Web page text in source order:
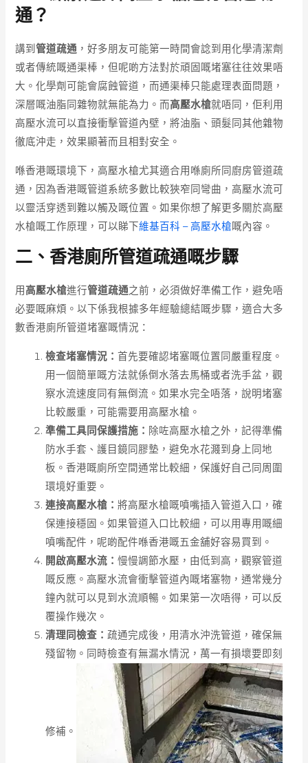
通？
講到管道疏通 ，好多朋友可能第一時間會諗到用化學清潔劑
或者傳統嘅通渠棒，但呢啲方法對於頑固嘅堵塞往往效果唔
大。化學劑可能會腐蝕管道，而通渠棒只能處理表面問題，
深層嘅油脂同雜物就無能為力。而高壓水槍就唔同，佢利用
高壓水流可以直接衝擊管道內壁，將油脂、頭髮同其他雜物
徹底沖走，效果顯著而且相對安全。
喺香港嘅環境下，高壓水槍尤其適合用喺廁所同廚房管道疏
通，因為香港嘅管道系統多數比較狹窄同彎曲，高壓水流可
以靈活穿透到難以觸及嘅位置。如果你想了解更多關於高壓
水槍嘅工作原理，可以睇下維基百科 – 高壓水槍嘅內容。
二、香港廁所管道疏通嘅步驟
用 高壓水槍進行管道疏通之前，必須做好準備工作，避免唔
必要嘅麻煩。以下係我根據多年經驗總結嘅步驟，適合大多
數香港廁所管道堵塞嘅情況：
檢查堵塞情況：首先要確認堵塞嘅位置同嚴重程度。
用一個簡單嘅方法就係倒水落去馬桶或者洗手盆，觀
察水流速度同有無倒流。如果水完全唔落，說明堵塞
比較嚴重，可能需要用高壓水槍。
準備工具同保護措施： 除咗高壓水槍之外，記得準備
防水手套、護目鏡同膠墊，避免水花濺到身上同地
板。香港嘅廁所空間通常比較細，保護好自己同周圍
環境好重要。
連接高壓水槍：將高壓水槍嘅噴嘴插入管道入口，確
保連接穩固。如果管道入口比較細，可以用專用嘅細
噴嘴配件，呢啲配件喺香港嘅五金舖好容易買到。
開啟高壓水流：慢慢調節水壓，由低到高，觀察管道
嘅反應。高壓水流會衝擊管道內嘅堵塞物，通常幾分
鐘內就可以見到水流順暢。如果第一次唔得，可以反
覆操作幾次。
清理同檢查：疏通完成後，用清水沖洗管道，確保無
殘留物。同時檢查有無漏水情況，萬一有損壞要即刻
修補。